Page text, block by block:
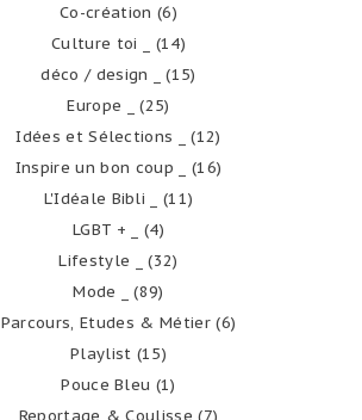
Co-création (6)
Culture toi _
(14)
déco / design _
(15)
Europe _
(25)
Idées et Sélections _
(12)
Inspire un bon coup _
(16)
L'Idéale Bibli _
(11)
LGBT + _
(4)
Lifestyle _
(32)
Mode _
(89)
Parcours, Etudes & Métier(6)
Playlist (15)
Pouce Bleu (1)
Reportage & Coulisse (7)